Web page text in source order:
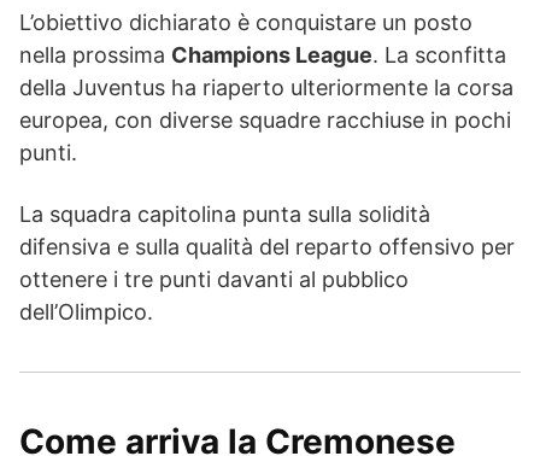
L’obiettivo dichiarato è conquistare un posto
nella prossima Champions League. La sconfitta
della Juventus ha riaperto ulteriormente la corsa
europea, con diverse squadre racchiuse in pochi
punti.
La squadra capitolina punta sulla solidità
difensiva e sulla qualità del reparto offensivo per
ottenere i tre punti davanti al pubblico
dell’Olimpico.
Come arriva la Cremonese